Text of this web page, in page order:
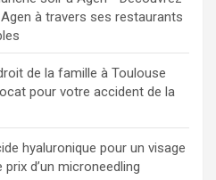
à travers ses restaurants
de la famille à Toulouse
pour votre accident de la
hyaluronique pour un visage
prix d’un microneedling